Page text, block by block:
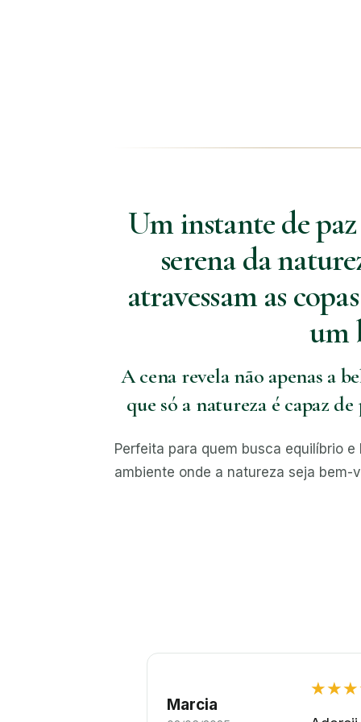
Um instante de
serena da
atravessam as
um
A cena revela não apenas a
que só a natureza é capaz
Perfeita para quem busca equilíbrio
ambiente onde a natureza seja
Marcia